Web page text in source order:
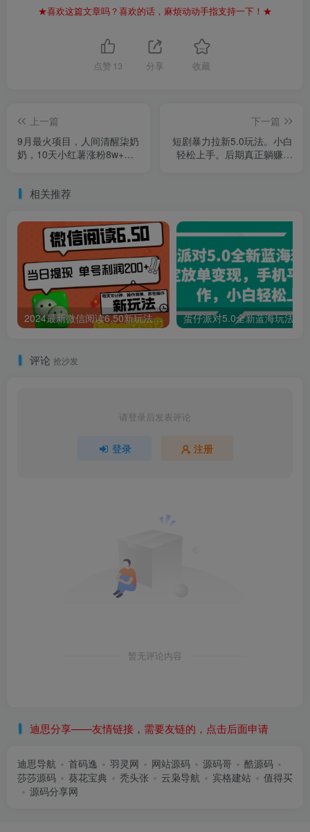
★喜欢这篇文章吗？喜欢的话，麻烦动动手指支持一下！★
点赞 13 分享 收藏
上一篇
9月最火项目，人间清醒柒奶
奶，10天小红薯涨粉8w+，
下一篇
短剧暴力拉新5.0玩法。小白
轻松上手。后期真正躺赚的
相关推荐
2024最新微信阅读6.50新玩法，5-10分钟 日利润200+，0成本当日提现，可矩阵多号操作
评论 抢沙发
请登录后发表评论
登录 注册
暂无评论内容
迪思分享——友情链接，需要友链的，点击后面申请
迪思导航 首码逸 羽灵网 网站源码 源码哥
酷源码
莎莎源码
葵花宝典 秃头张 云枭导航 宾格建站
值得买
源码分享网